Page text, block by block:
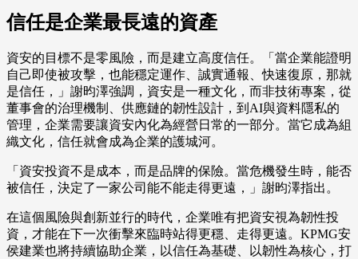
信任是企業最長遠的資產
資安的目標不是零風險，而是建立高度信任。「當企業能證明
自己即使被攻擊，也能穩定運作、誠實通報、快速復原，那就
是信任，」謝昀澤強調，資安是一種文化，而非技術專案，從
董事會的治理機制、供應鏈的韌性設計，到AI與資料隱私的
管理，企業需要讓資安內化為經營日常的一部分。當它成為組
織文化，信任就會成為企業的護城河。
「資安投資不是成本，而是品牌的保險。當危機發生時，能否
被信任，決定了一家公司能不能走得更遠，」謝昀澤指出。
在這個風險與創新並行的時代，企業唯有把資安視為韌性投
資，才能在下一次衝擊來臨時站得更穩、走得更遠。KPMG安
侯建業也將持續協助企業，以信任為基礎、以韌性為核心，打